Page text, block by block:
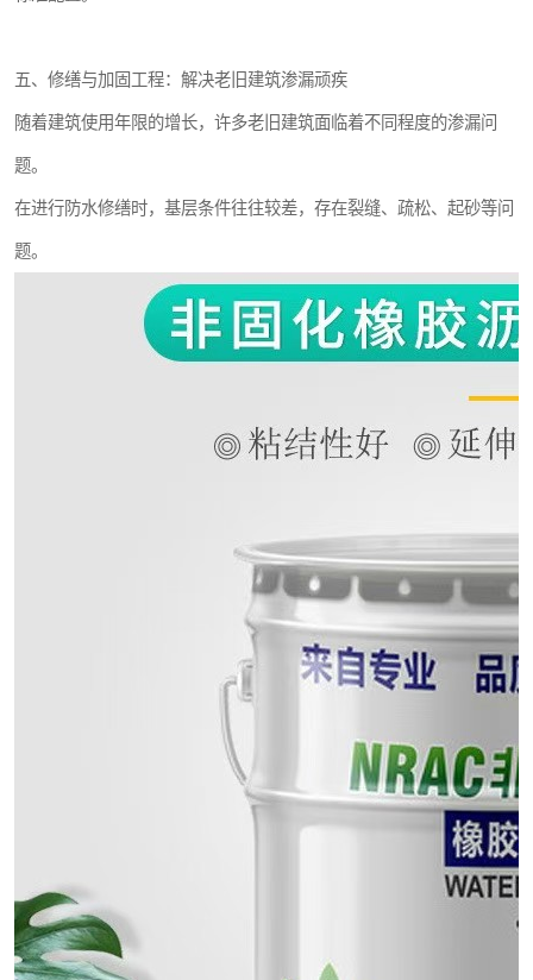
五、修缮与加固工程：解决老旧建筑渗漏顽疾
随着建筑使用年限的增长，许多老旧建筑面临着不同程度的渗漏问
题。
在进行防水修缮时，基层条件往往较差，存在裂缝、疏松、起砂等问
题。